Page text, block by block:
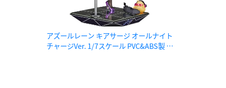
アズールレーン キアサージ オールナイト
チャージVer. 1/7スケール PVC&ABS製 塗